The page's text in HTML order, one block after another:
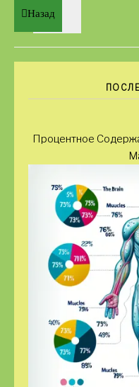
Назад
Процентное